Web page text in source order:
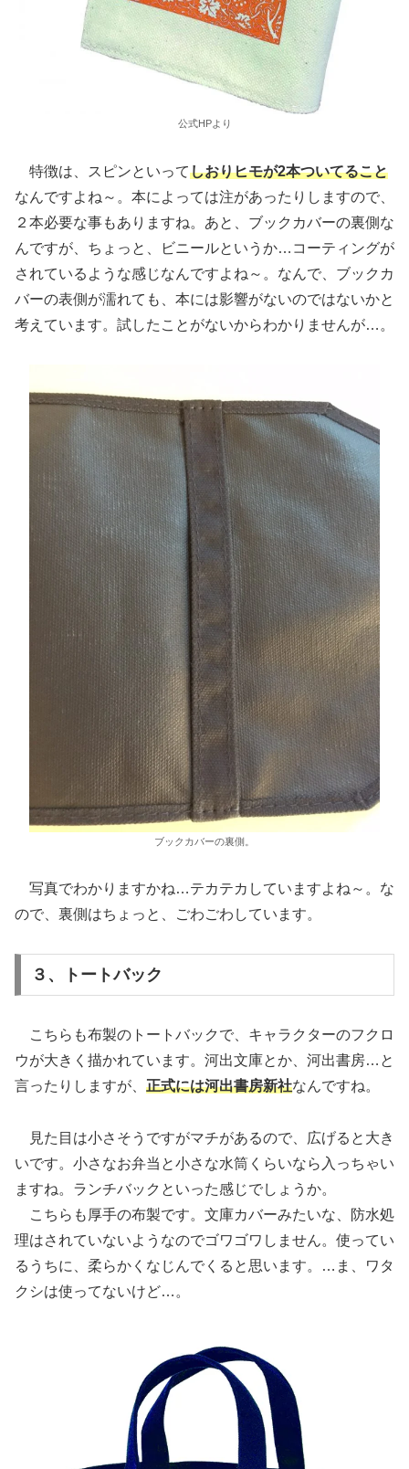
公式HPより
特徴は、スピンといってしおりヒモが2本ついてること
なんですよね～。本によっては注があったりしますので、
２本必要な事もありますね。あと、ブックカバーの裏側な
んですが、ちょっと、ビニールというか…コーティングが
されているような感じなんですよね～。なんで、ブックカ
バーの表側が濡れても、本には影響がないのではないかと
考えています。試したことがないからわかりませんが…。
ブックカバーの裏側。
写真でわかりますかね…テカテカしていますよね～。な
ので、裏側はちょっと、ごわごわしています。
３、トートバック
こちらも布製のトートバックで、キャラクターのフクロ
ウが大きく描かれています。河出文庫とか、河出書房…と
言ったりしますが、 正式には河出書房新社なんですね。
見た目は小さそうですがマチがあるので、広げると大き
いです。小さなお弁当と小さな水筒くらいなら入っちゃい
ますね。ランチバックといった感じでしょうか。
こちらも厚手の布製です。文庫カバーみたいな、防水処
理はされていないようなのでゴワゴワしません。使ってい
るうちに、柔らかくなじんでくると思います。…ま、ワタ
クシは使ってないけど…。